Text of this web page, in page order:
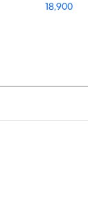
18,900